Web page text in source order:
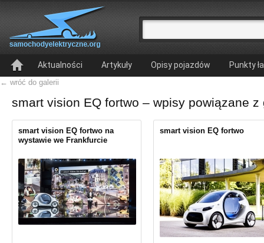
Aktualności Artykuły Opisy pojazdów Punkty
← wróć do galerii
smart vision EQ fortwo – wpisy powiązane z
smart vision EQ fortwo na
wystawie we Frankfurcie
smart vision EQ fortwo